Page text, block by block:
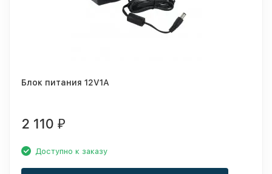
Блок питания 12V1A
2 110 ₽
Доступно к заказу